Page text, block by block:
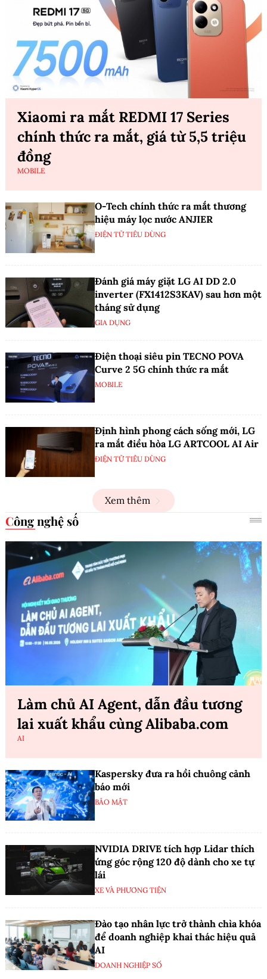
Xiaomi ra mắt REDMI 17 Series
chính thức ra mắt, giá từ 5,5 triệu
đồng
MOBILE
O-Tech chính thức ra mắt thương
hiệu máy lọc nước ANJIER
ĐIỆN TỬ TIÊU DÙNG
Đánh giá máy giặt LG AI DD 2.0
inverter (FX1412S3KAV) sau hơn một
tháng sử dụng
GIA DỤNG
Điện thoại siêu pin TECNO POVA
Curve 2 5G chính thức ra mắt
MOBILE
Định hình phong cách sống mới, LG
ra mắt điều hòa LG ARTCOOL AI Air
ĐIỆN TỬ TIÊU DÙNG
Xem thêm
Công nghệ số
Làm chủ AI Agent, dẫn đầu tương
lai xuất khẩu cùng Alibaba.com
AI
Kaspersky đưa ra hồi chuông cảnh
báo mới
BẢO MẬT
NVIDIA DRIVE tích hợp Lidar thích
ứng góc rộng 120 độ dành cho xe tự
lái
XE VÀ PHƯƠNG TIỆN
Đào tạo nhân lực trở thành chìa khóa
để doanh nghiệp khai thác hiệu quả
AI
DOANH NGHIỆP SỐ